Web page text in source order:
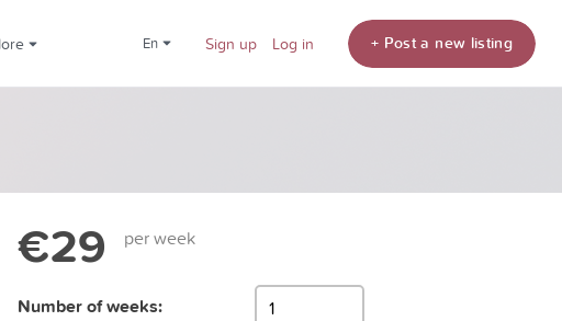
More en Sign up Log in + Post a new listing
€29 per week
Number of weeks: